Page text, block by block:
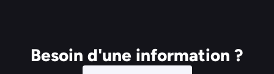
Besoin d'une information ?